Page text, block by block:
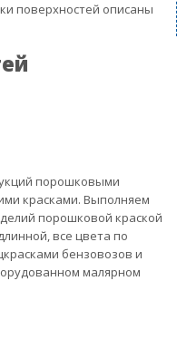
поверхностей описаны
порошковыми
красками. Выполняем
порошковой краской
все цвета по
бензовозов и
малярном